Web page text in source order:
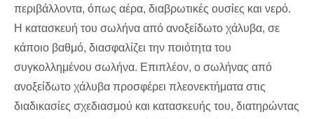
περιβάλλοντα, όπως αέρα, διαβρωτικές ουσίες και νερό.
Η κατασκευή του σωλήνα από ανοξείδωτο χάλυβα, σε
κάποιο βαθμό, διασφαλίζει την ποιότητα του
συγκολλημένου σωλήνα. Επιπλέον, ο σωλήνας από
ανοξείδωτο χάλυβα προσφέρει πλεονεκτήματα στις
διαδικασίες σχεδιασμού και κατασκευής του, διατηρώντας